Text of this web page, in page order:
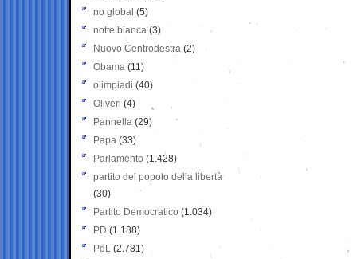
no global (5)
notte bianca (3)
Nuovo Centrodestra (2)
Obama (11)
olimpiadi (40)
Oliveri (4)
Pannella (29)
Papa (33)
Parlamento (1.428)
partito del popolo della libertà
(30)
Partito Democratico (1.034)
PD (1.188)
PdL (2.781)